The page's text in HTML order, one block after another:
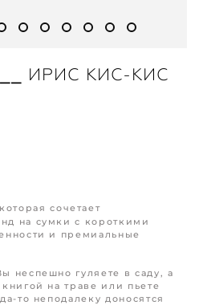
ИРИС КИС-КИС
сочетает
на сумки с короткими
и премиальные
неспешно гуляете в саду, а
на траве или пьете
то неподалеку доносятся